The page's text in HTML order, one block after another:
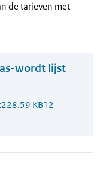
de tarieven met
wordt lijst
228.59 KB12